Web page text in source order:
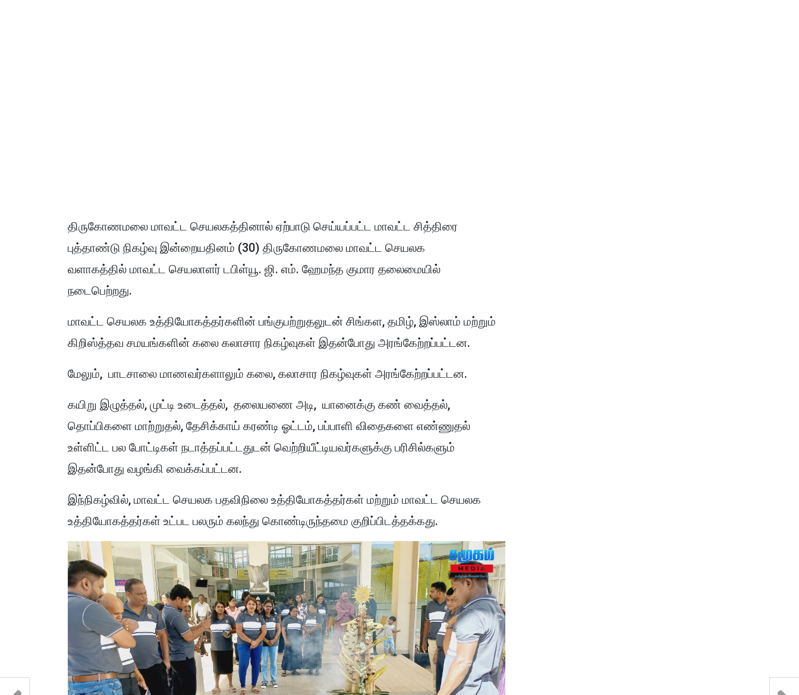
திருகோணமலை மாவட்ட செயலகத்தினால் ஏற்பாடு செய்யப்பட்ட மாவட்ட சித்திரை
புத்தாண்டு நிகழ்வு இன்றையதினம் (30) திருகோணமலை மாவட்ட செயலக
வளாகத்தில் மாவட்ட செயலாளர் டபிள்யூ. ஜி. எம். ஹேமந்த குமார தலைமையில்
நடைபெற்றது.
மாவட்ட செயலக உத்தியோகத்தர்களின் பங்குபற்றுதலுடன் சிங்கள, தமிழ், இஸ்லாம் மற்றும்
கிறிஸ்த்தவ சமயங்களின் கலை கலாசார நிகழ்வுகள் இதன்போது அரங்கேற்றப்பட்டன.
மேலும், பாடசாலை மாணவர்களாலும் கலை, கலாசார நிகழ்வுகள் அரங்கேற்றப்பட்டன.
கயிறு இழுத்தல், முட்டி உடைத்தல், தலையணை அடி, யானைக்கு கண் வைத்தல்,
தொப்பிகளை மாற்றுதல், தேசிக்காய் கரண்டி ஓட்டம், பப்பாளி விதைகளை எண்ணுதல்
உள்ளிட்ட பல போட்டிகள் நடாத்தப்பட்டதுடன் வெற்றியீட்டியவர்களுக்கு பரிசில்களும்
இதன்போது வழங்கி வைக்கப்பட்டன.
இந்நிகழ்வில், மாவட்ட செயலக பதவிநிலை உத்தியோகத்தர்கள் மற்றும் மாவட்ட செயலக
உத்தியோகத்தர்கள் உட்பட பலரும் கலந்து கொண்டிருந்தமை குறிப்பிடத்தக்கது.